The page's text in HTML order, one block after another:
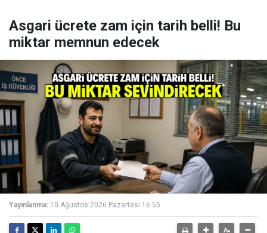
Asgari ücrete zam için tarih belli! Bu
miktar memnun edecek
Yayınlanma: 10 Ağustos 2026 Pazartesi 16:55